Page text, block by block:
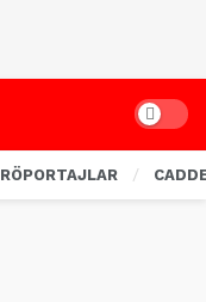
Dark
RÖPORTAJLAR